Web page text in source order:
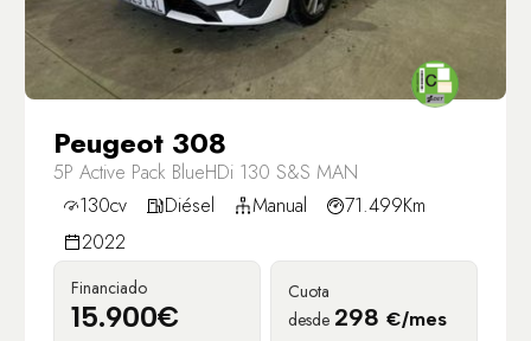
Peugeot 308
5P Active Pack BlueHDi 130 S&S MAN
130cv
Diésel Manual
71.499Km
2022
Financiado
15.900€
Cuota
desde 298 €/mes